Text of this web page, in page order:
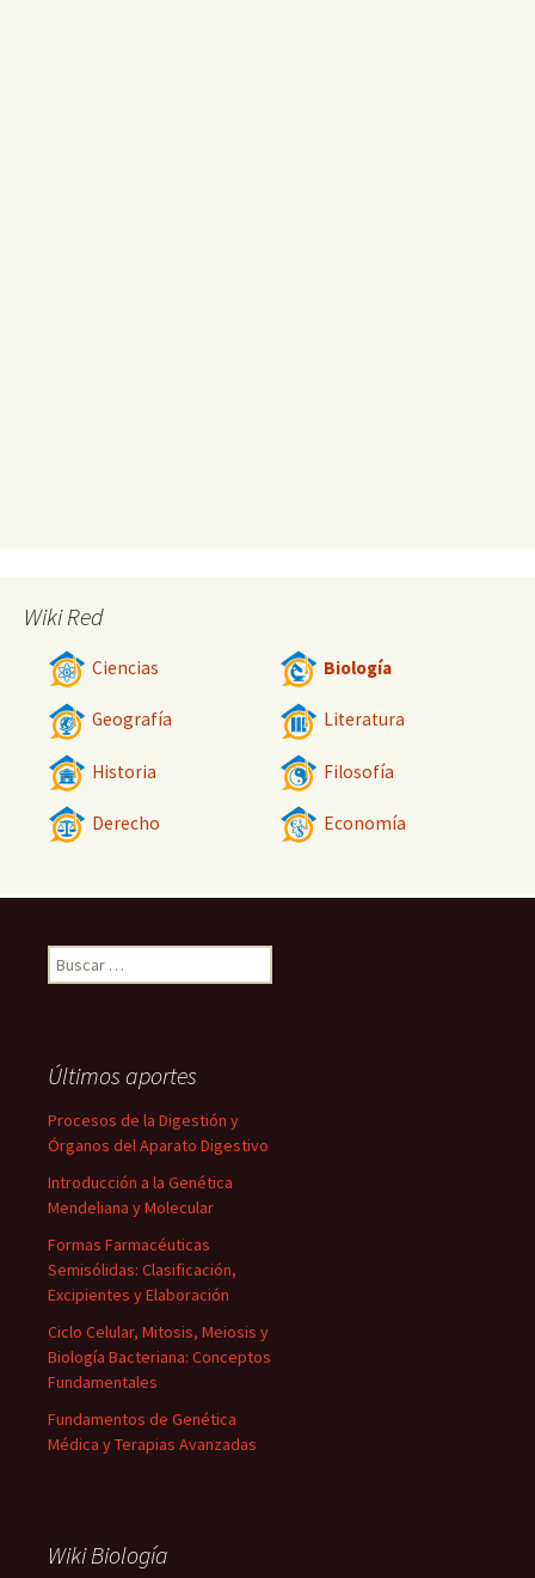
Wiki Red
Ciencias Biología
Geografía Literatura
Historia Filosofía
Derecho Economía
Buscar:
Últimos aportes
Procesos de la Digestión y
Órganos del Aparato Digestivo
Introducción a la Genética
Mendeliana y Molecular
Formas Farmacéuticas
Semisólidas: Clasificación,
Excipientes y Elaboración
Ciclo Celular, Mitosis, Meiosis y
Biología Bacteriana: Conceptos
Fundamentales
Fundamentos de Genética
Médica y Terapias Avanzadas
Wiki Biología